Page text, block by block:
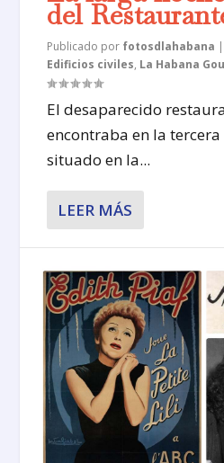
del
Publicado por fotosdlahabana |
Edificios civiles, La Habana
El desaparecido
encontraba en la
situado en la...
LEER MÁS